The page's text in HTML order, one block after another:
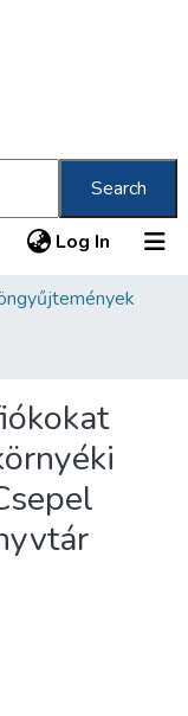
Search
Log In (current)